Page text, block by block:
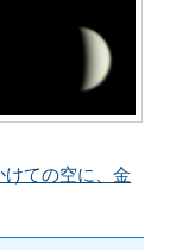
けての空に、金